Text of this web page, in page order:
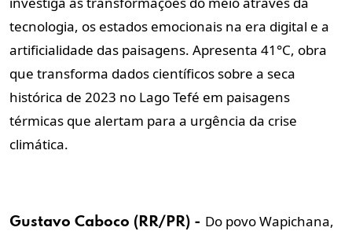
tecnologia, os estados emocionais na era digital e a
artificialidade das paisagens. Apresenta 41°C, obra
que transforma dados científicos sobre a seca
histórica de 2023 no Lago Tefé em paisagens
térmicas que alertam para a urgência da crise
climática.
Gustavo Caboco (RR/PR) - Do povo Wapichana,